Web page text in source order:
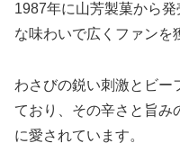
1987年に山芳製菓から
な味わいで広くファンを
わさびの鋭い刺激とビー
ており、その辛さと旨み
に愛されています。